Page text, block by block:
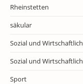
Rheinstetten
säkular
Sozial und Wirtschaftlich
Sozial und Wirtschaftlich
Sport